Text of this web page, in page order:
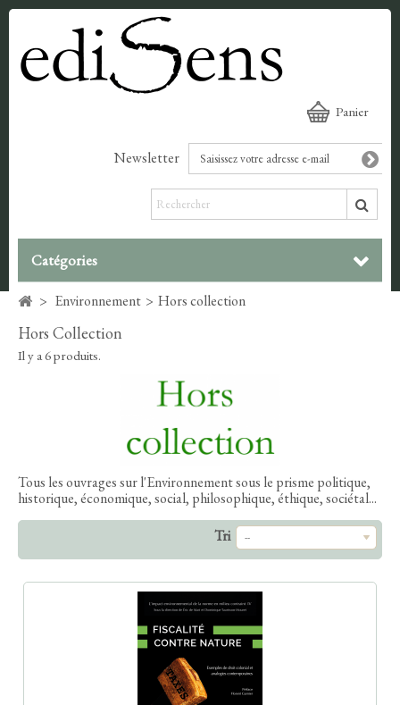
Panier
Newsletter
Catégories
> Environnement > Hors collection
Hors Collection
Il y a 6 produits.
Tous les ouvrages sur l'Environnement sous le prisme politique,
historique, économique, social, philosophique, éthique, sociétal...
Tri
--